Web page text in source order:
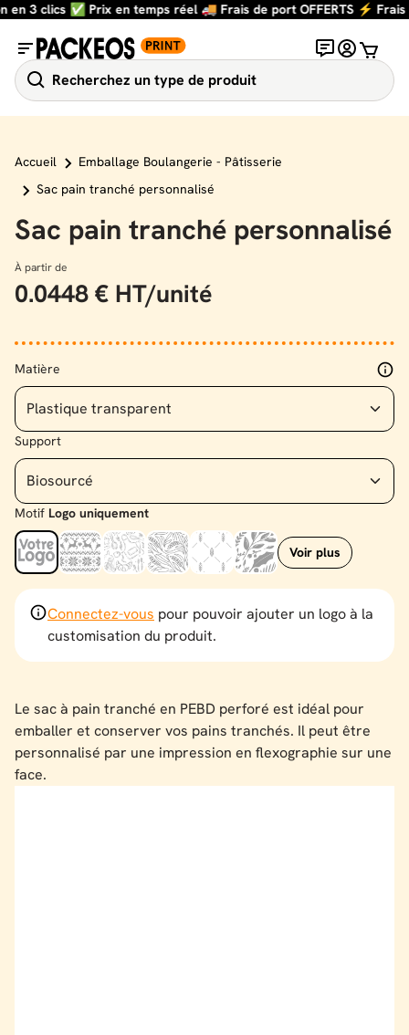
3 clics ✅ Prix en temps réel 🚚 Frais de port OFFERTS ⚡️ Frais
Fermer
Menu mobile
Rechercher
Contactez-nous
Customer
Panier
Accueil
Emballage Boulangerie - Pâtisserie
Sac pain tranché personnalisé
Sac pain tranché personnalisé
À partir de
0.0448 € HT/unité
Matière
Support
Motif Logo uniquement
Logo uniquement
Tricot Petite fabriqueÉpis virevoltants
Épis géométriques
Couronne hivernale
Voir plus
Connectez-vous pour pouvoir ajouter un logo à la
customisation du produit.
Le sac à pain tranché en PEBD perforé est idéal pour
emballer et conserver vos pains tranchés. Il peut être
personnalisé par une impression en flexographie sur une
face.